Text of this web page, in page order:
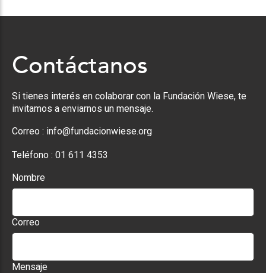
Contáctanos
Si tienes interés en colaborar con la Fundación Wiese, te
invitamos a enviarnos un mensaje.
Correo : info@fundacionwiese.org
Teléfono : 01 611 4353
Nombre
Correo
Mensaje